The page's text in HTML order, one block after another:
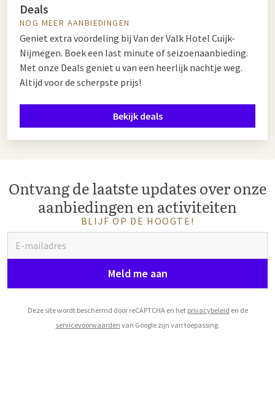
Deals
NOG MEER AANBIEDINGEN
Geniet extra voordeling bij Van der Valk Hotel Cuijk-
Nijmegen. Boek een last minute of seizoenaanbieding.
Met onze Deals geniet u van een heerlijk nachtje weg.
Altijd voor de scherpste prijs!
Bekijk deals
Ontvang de laatste updates over onze
aanbiedingen en activiteiten
BLIJF OP DE HOOGTE!
Meld me aan
Deze site wordt beschermd door reCAPTCHA en het privacybeleid en de
servicevoorwaarden van Google zijn van toepassing.